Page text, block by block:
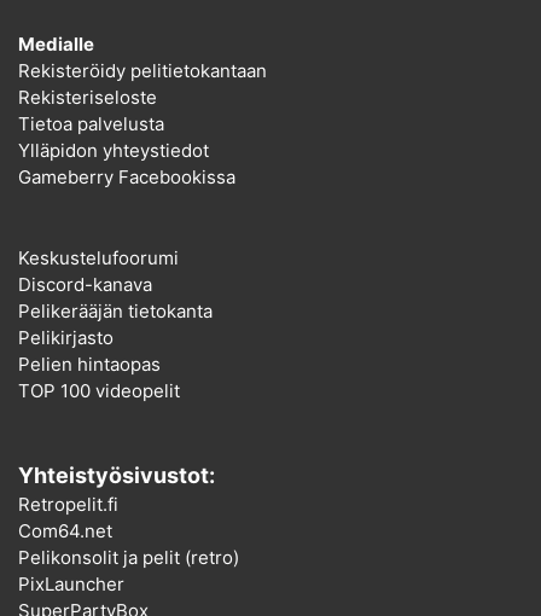
Medialle
Rekisteröidy pelitietokantaan
Rekisteriseloste
Tietoa palvelusta
Ylläpidon yhteystiedot
Gameberry Facebookissa
Keskustelufoorumi
Discord-kanava
Pelikerääjän tietokanta
Pelikirjasto
Pelien hintaopas
TOP 100 videopelit
Yhteistyösivustot:
Retropelit.fi
Com64.net
Pelikonsolit ja pelit (retro)
PixLauncher
SuperPartyBox